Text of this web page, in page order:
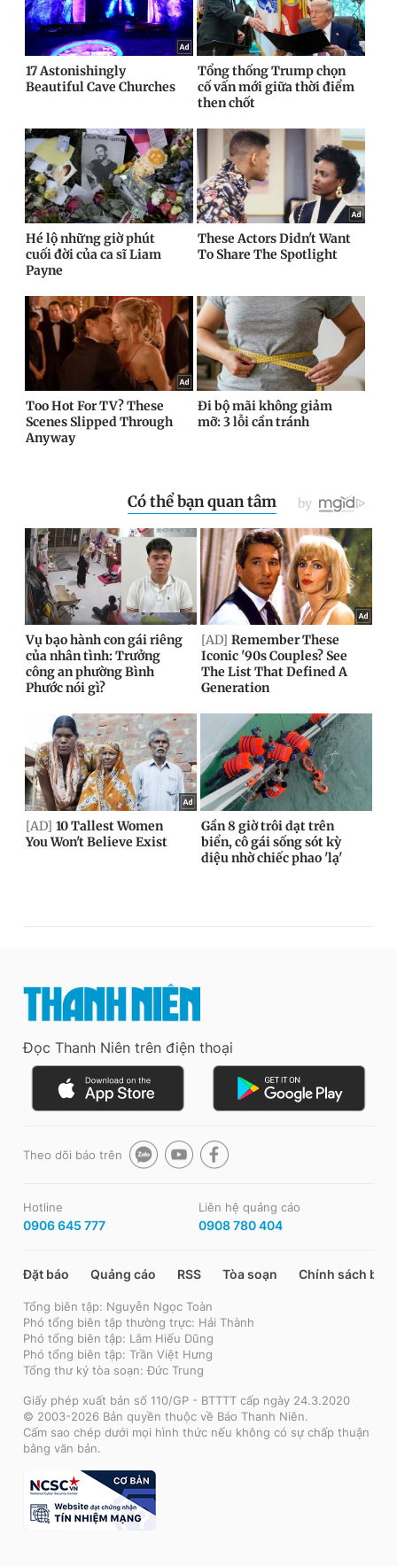
Đọc Thanh Niên trên điện thoại
Theo dõi báo trên
Hotline
0906 645 777
Liên hệ quảng cáo
0908 780 404
Đặt báo Quảng cáo RSS Tòa soạn Chính sách bảo
Tổng biên tập: Nguyễn Ngọc Toàn
Phó tổng biên tập thường trực: Hải Thành
Phó tổng biên tập: Lâm Hiếu Dũng
Phó tổng biên tập: Trần Việt Hưng
Tổng thư ký tòa soạn: Đức Trung
Giấy phép xuất bản số 110/GP - BTTTT cấp ngày 24.3.2020
© 2003-2026 Bản quyền thuộc về Báo Thanh Niên.
Cấm sao chép dưới mọi hình thức nếu không có sự chấp thuận
bằng văn bản.